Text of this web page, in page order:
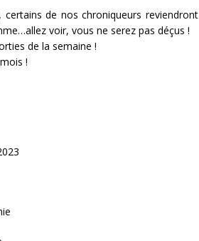
de nos chroniqueurs reviendront
voir, vous ne serez pas déçus !
de la semaine !
!